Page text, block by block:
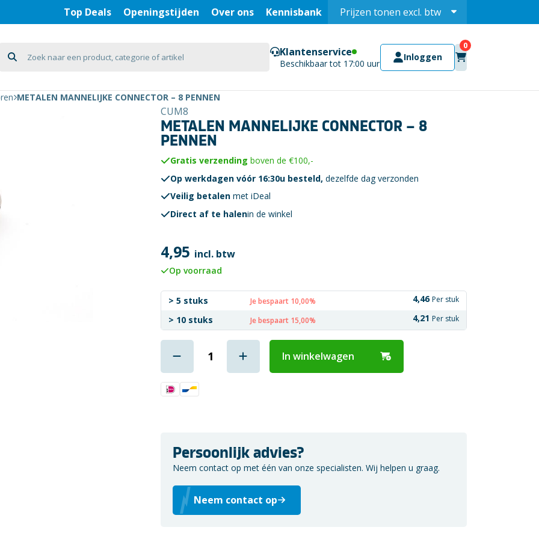
Top Deals Openingstijden Over ons Kennisbank Prijzen tonen excl. btw
Klantenservice
Beschikbaar tot 17:00 uur
Inloggen
METALEN MANNELIJKE CONNECTOR – 8 PENNEN
CUM8
METALEN MANNELIJKE CONNECTOR – 8
PENNEN
Gratis verzending boven de €100,-
Op werkdagen vóór 16:30u besteld, dezelfde dag verzonden
Veilig betalenmet iDeal
Direct af te halenin de winkel
4,95 incl. btw
Op voorraad
> 5 stuks Je bespaart 10,00% 4,46Per stuk
> 10 stuks Je bespaart 15,00% 4,21 Per stuk
In winkelwagen
Persoonlijk advies?
Neem contact op met één van onze specialisten. Wij helpen u graag.
Neem contact op